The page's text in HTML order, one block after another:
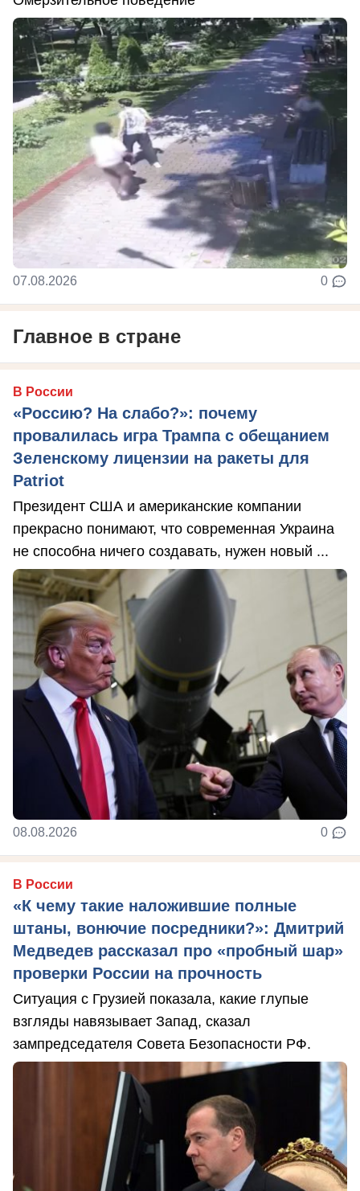
07.08.2026 0
Главное в стране
В России
«Россию? На слабо?»: почему
провалилась игра Трампа с обещанием
Зеленскому лицензии на ракеты для
Patriot
Президент США и американские компании
прекрасно понимают, что современная Украина
не способна ничего создавать, нужен новый ...
08.08.2026 0
В России
«К чему такие наложившие полные
штаны, вонючие посредники?»: Дмитрий
Медведев рассказал про «пробный шар»
проверки России на прочность
Ситуация с Грузией показала, какие глупые
взгляды навязывает Запад, сказал
зампредседателя Совета Безопасности РФ.